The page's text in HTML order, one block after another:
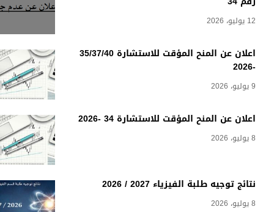
12 يوليو، 2026
اعلان عن المنح المؤقت للاستشارة 35/37/40
-2026
9 يوليو، 2026
اعلان عن المنح المؤقت للاستشارة 34 -2026
8 يوليو، 2026
نتائج توجيه طلبة الفيزياء 2027 / 2026
8 يوليو، 2026